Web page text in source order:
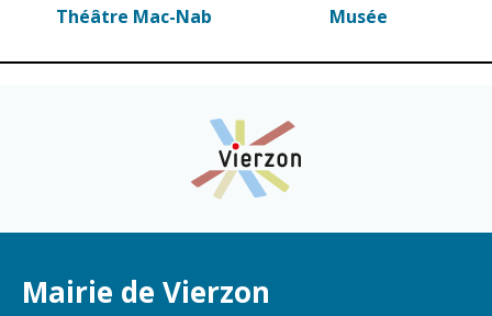
Théâtre Mac-Nab Musée
Mairie de Vierzon